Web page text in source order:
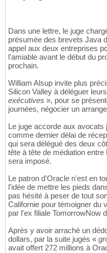
Dans une lettre, le juge
présumée des brevets Java
appel aux deux entreprises
l'amiable avant le début du
prochain.
William Alsup invite plus
Silicon Valley à déléguer
exécutives », pour se
journées, négocier un
Le juge accorde aux
comme dernier délai de
qui sera délégué des deux
tête à tête de médiation
sera imposé.
Le patron d'Oracle n'est en
l'idée de mettre les pieds
pas hésité à peser de tout
Californie pour témoigner du
par l'ex filiale TomorrowNow
Après y avoir arraché un
dollars, par la suite jugés «
avait offert 272 millions à